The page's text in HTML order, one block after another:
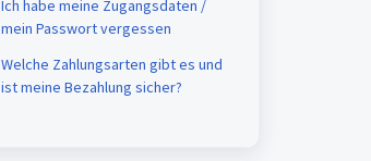
Ich habe meine Zugangsdaten /
mein Passwort vergessen
Welche Zahlungsarten gibt es und
ist meine Bezahlung sicher?